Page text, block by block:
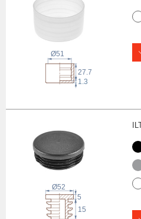
27.7
Ø51
1.3
5
15
Ø52